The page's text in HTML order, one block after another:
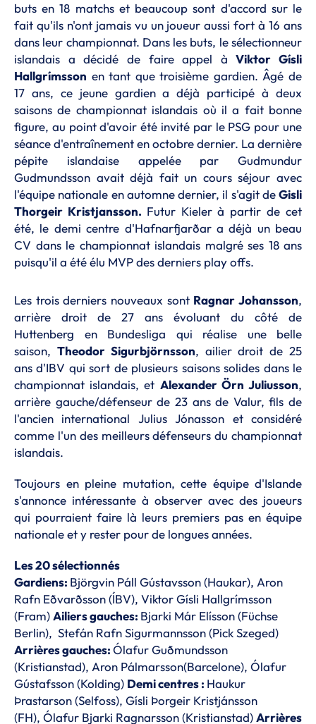
buts en 18 matchs et beaucoup sont d'accord sur le
fait qu'ils n'ont jamais vu un joueur aussi fort à 16 ans
dans leur championnat. Dans les buts, le sélectionneur
islandais a décidé de faire appel àViktor Gísli
Hallgrímsson en tant que troisième gardien. Âgé de
17 ans, ce jeune gardien a déjà participé à deux
saisons de championnat islandais où il a fait bonne
figure, au point d'avoir été invité par le PSG pour une
séance d'entraînement en octobre dernier. La dernière
pépite islandaise appelée par Gudmundur
Gudmundsson avait déjà fait un cours séjour avec
l'équipe nationale en automne dernier, il s'agit deGisli
Thorgeir Kristjansson. Futur Kieler à partir de cet
été, le demi centre d'Hafnarfjarðar a déjà un beau
CV dans le championnat islandais malgré ses 18 ans
puisqu'il a été élu MVP des derniers play offs.
Les trois derniers nouveaux sont Ragnar Johansson,
arrière droit de 27 ans évoluant du côté de
Huttenberg en Bundesliga qui réalise une belle
saison, Theodor Sigurbjörnsson, ailier droit de 25
ans d'IBV qui sort de plusieurs saisons solides dans le
championnat islandais, et Alexander Örn Juliusson,
arrière gauche/défenseur de 23 ans de Valur, fils de
l'ancien international Julius Jónasson et considéré
comme l'un des meilleurs défenseurs du championnat
islandais.
Toujours en pleine mutation, cette équipe d'Islande
s'annonce intéressante à observer avec des joueurs
qui pourraient faire là leurs premiers pas en équipe
nationale et y rester pour de longues années.
Les 20 sélectionnés
Gardiens: Björgvin Páll Gústavsson (Haukar), Aron
Rafn Eðvarðsson (ÍBV), Viktor Gísli Hallgrímsson
(Fram)Ailiers gauches: Bjarki Már Elísson (Füchse
Berlin), Stefán Rafn Sigurmannsson (Pick Szeged)
Arrières gauches:Ólafur Guðmundsson
(Kristianstad), Aron Pálmarsson(Barcelone), Ólafur
Gústafsson (Kolding) Demi centres : Haukur
Þrastarson (Selfoss), Gísli Þorgeir Kristjánsson
(FH), Ólafur Bjarki Ragnarsson (Kristianstad)Arrières